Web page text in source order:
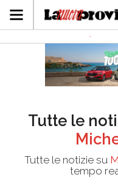
Tutte le
Tutte le notizie su
tempo